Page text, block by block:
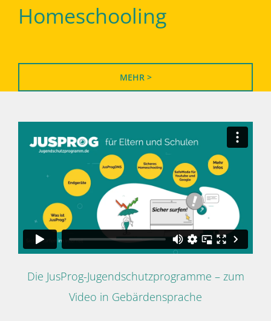
Homeschooling
MEHR >
Die JusProg-Jugendschutzprogramme – zum
Video in Gebärdensprache